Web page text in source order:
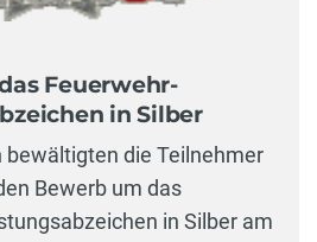
Feuerwehr-
in Silber
die Teilnehmer
Bewerb um das
in Silber am